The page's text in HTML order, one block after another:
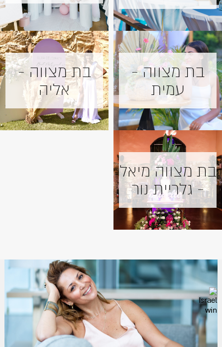
בת מצווה -
עמית
בת מצווה -
אליה
בת מצווה מיאל
- גלריית נור